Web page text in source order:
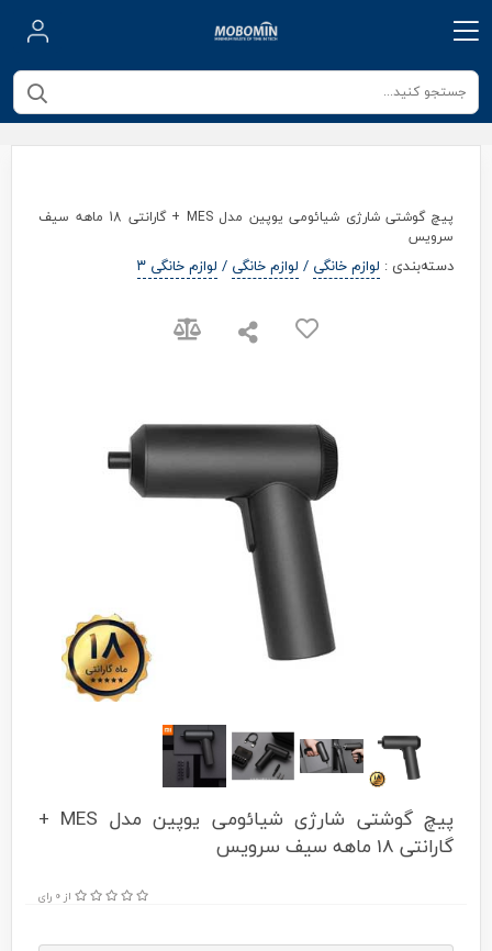
پیچ گوشتی شارژی شیائومی یوپین مدل MES + گارانتی 18 ماهه سیف
سرویس
دسته‌بندی : لوازم خانگی / لوازم خانگی / لوازم خانگی ۳
پیچ گوشتی شارژی شیائومی یوپین مدل MES +
گارانتی 18 ماهه سیف سرویس
از 0 رای